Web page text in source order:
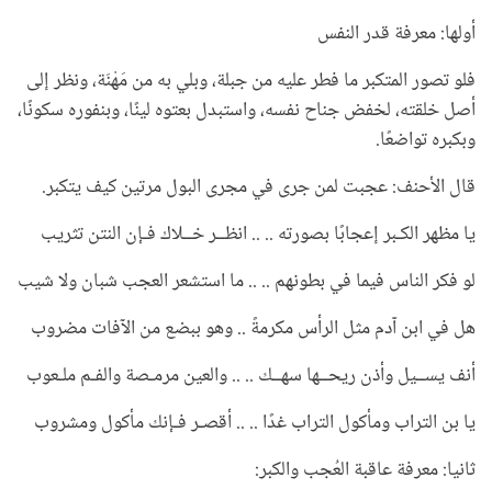
أولها: معرفة قدر النفس
فلو تصور المتكبر ما فطر عليه من جبلة، وبلي به من مَهْنَة، ونظر إلى
أصل خلقته، لخفض جناح نفسه، واستبدل بعتوه لينًا، وبنفوره سكونًا،
وبكبره تواضعًا.
قال الأحنف: عجبت لمن جرى في مجرى البول مرتين كيف يتكبر.
يا مظهر الكـبر إعجابًا بصورته .. .. انظــر خــلاك فـإن النتن تثريب
لو فكر الناس فيما في بطونهم .. .. ما استشعر العجب شبان ولا شيب
هل في ابن آدم مثل الرأس مكرمةً .. وهو ببضع من الآفات مضروب
أنف يســيل وأذن ريحــها سهــك .. .. والعين مرمـصة والفـم ملـعوب
يا بن التراب ومأكول التراب غدًا .. .. أقصـر فـإنك مأكول ومشروب
ثانيا: معرفة عاقبة العُجب والكبر: